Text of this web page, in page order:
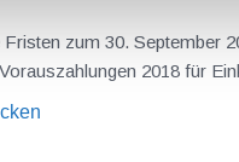
zum 30. September
2018 für